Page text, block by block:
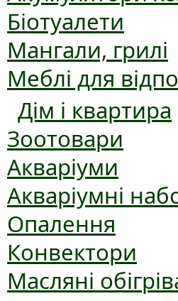
Біотуалети
Мангали, грилі
Меблі для
Дім і квартира
Зоотовари
Акваріуми
Акваріумні
Опалення
Конвектори
Масляні